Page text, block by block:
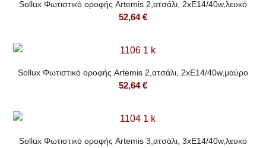
Sollux Φωτιστικό οροφής Artemis 2,ατσάλι, 2xE14/40w,λευκό
52,64€
Sollux Φωτιστικό οροφής Artemis 2,ατσάλι, 2xE14/40w,μαύρο
52,64€
Sollux Φωτιστικό οροφής Artemis 3,ατσάλι, 3xE14/40w,λευκό